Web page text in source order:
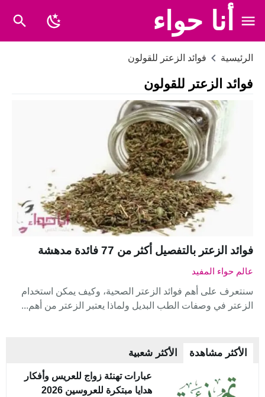
أنا حواء
الرئيسية فوائد الزعتر للقولون
فوائد الزعتر للقولون
فوائد الزعتر بالتفصيل أكثر من 77 فائدة مدهشة
عالم حواء المفيد
سنتعرف على أهم فوائد الزعتر الصحية، وكيف يمكن استخدام
الزعتر في وصفات الطب البديل ولماذا يعتبر الزعتر من أهم...
الأكثر مشاهدة الأكثر شعبية
عبارات تهنئة زواج للعريس وأفكار
هدايا مبتكرة للعروسين 2026